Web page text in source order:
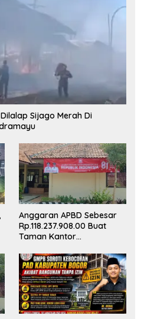
Sijago Merah Di
Anggaran APBD Sebesar
Rp.118.237.908.00 Buat
Taman Kantor
Masuk Akal, Harus
Dipertanggungjawabkan
Secara Terbuka!